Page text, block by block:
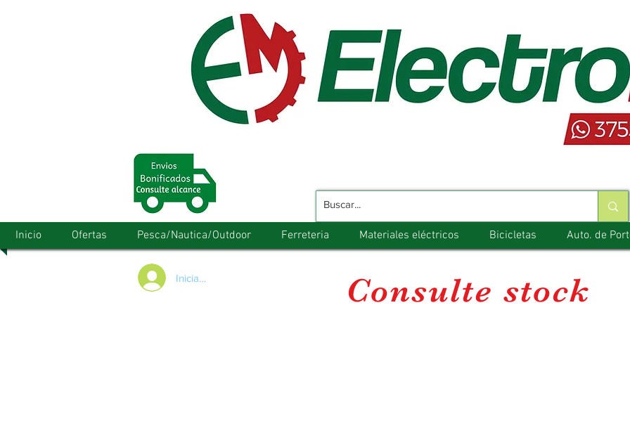
Inicio Ofertas Pesca/Nautica/Outdoor Ferreteria Materiales eléctricos Bicicletas Auto. de
Iniciar/Registrarse Consulte stock